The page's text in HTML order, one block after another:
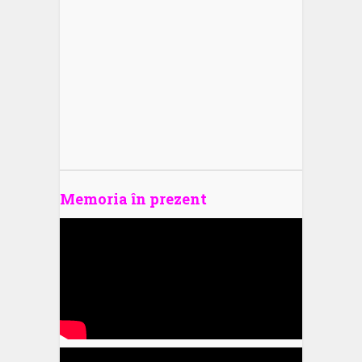
Memoria în prezent